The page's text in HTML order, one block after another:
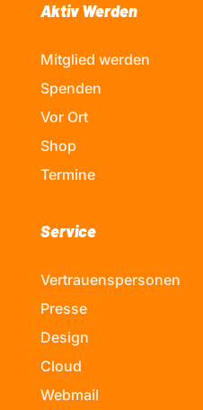
Aktiv Werden
Mitglied werden
Spenden
Vor Ort
Shop
Termine
Service
Vertrauenspersonen
Presse
Design
Cloud
Webmail